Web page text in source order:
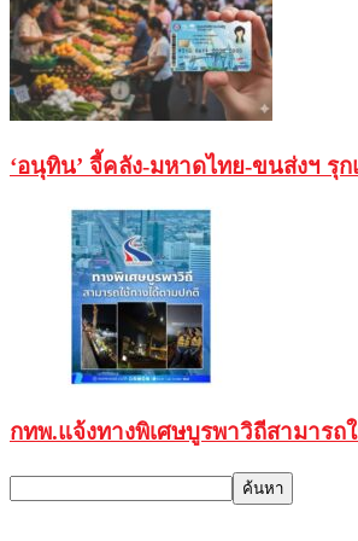
‘อนุทิน’ จี้คลัง-มหาดไทย-ขนส่งฯ
กทพ.แจ้งทางพิเศษบูรพาวิถีสามารถ